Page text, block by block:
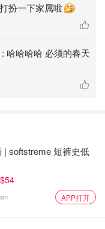
扮一下家属啦
: 哈哈哈哈 必须的春天
| softstreme 短裤史低
APP打开